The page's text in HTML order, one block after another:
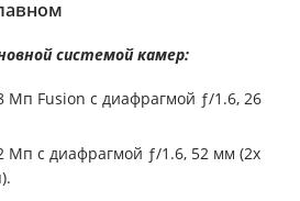
системой камер:
Мп Fusion с диафрагмой ƒ/1.6, 26
Мп с диафрагмой ƒ/1.6, 52 мм (2x